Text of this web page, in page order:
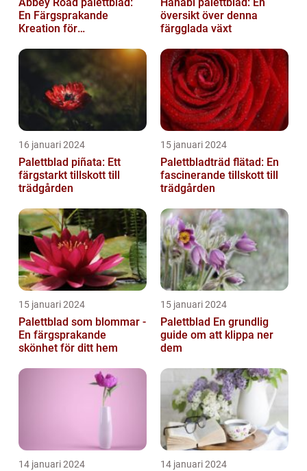
En Färgsprakande
Kreation för
översikt över denna
färgglada växt
16 januari 2024
Palettblad piñata: Ett
färgstarkt tillskott till
trädgården
15 januari 2024
Palettbladträd flätad: En
fascinerande tillskott till
trädgården
15 januari 2024
Palettblad som blommar -
En färgsprakande
skönhet för ditt hem
15 januari 2024
Palettblad En grundlig
guide om att klippa ner
dem
14 januari 2024 14 januari 2024